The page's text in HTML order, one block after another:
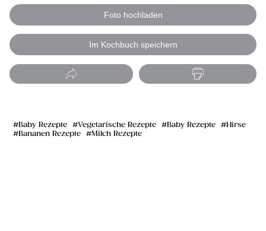
Foto hochladen
Im Kochbuch speichern
Baby Rezepte Vegetarische Rezepte Baby Rezepte
Hirse
Bananen Rezepte
Milch Rezepte